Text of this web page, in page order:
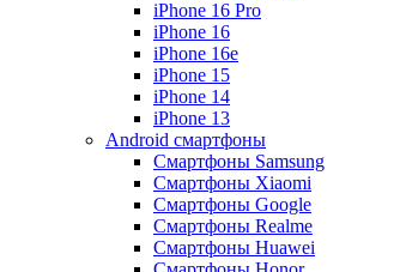
iPhone 16 Pro
iPhone 16
iPhone 16e
iPhone 15
iPhone 14
iPhone 13
Android cмартфоны
Смартфоны Samsung
Смартфоны Xiaomi
Смартфоны Google
Смартфоны Realme
Смартфоны Huawei